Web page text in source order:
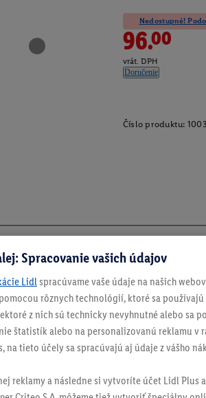
Nedostupné!
96.00
vrát. DPH
Doručenie
Číslo produktu:
Spracovanie vašich údajov
Lidl spracúvame vaše údaje na našich
rôznych technológií, ktoré sa
z nich sú technicky nevyhnutné alebo sa
štatistík alebo na personalizovanú reklamu v
tieto účely sa spracúvajú aj údaje z vášho
reklamy a následne si vytvoríte účet Lidl Plus